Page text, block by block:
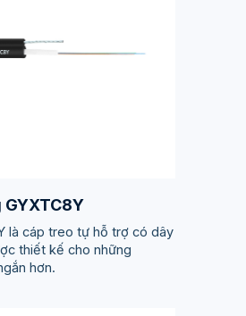
là cáp treo tự hỗ trợ có dây
thiết kế cho những
hơn.